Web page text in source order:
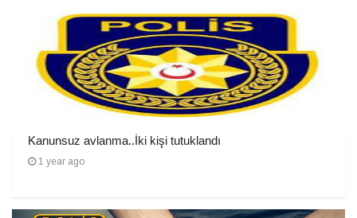
Kanunsuz avlanma..İki kişi tutuklandı
1 year ago